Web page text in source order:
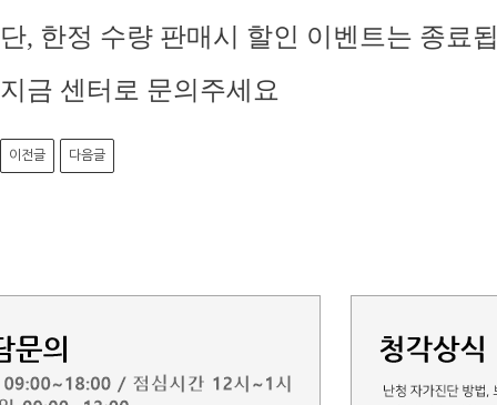
단, 한정 수량 판매시 할인 이벤트는 종료
지금 센터로 문의주세요
이전글 다음글